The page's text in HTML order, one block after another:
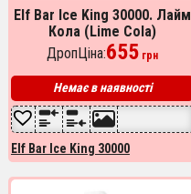
Elf Bar Ice King 30000. Лайм
Кола (Lime Cola)
ДропЦіна:655 грн
Немає в наявності
Elf Bar Ice King 30000